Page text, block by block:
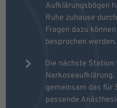
Aufklärungsbögen
Ruhe zuhause
Fragen dazu
besprochen werden.
Die nächste Station
gemeinsam das für
passende